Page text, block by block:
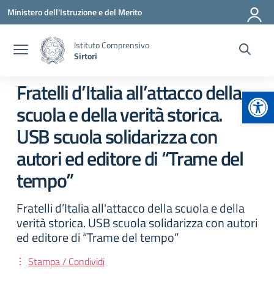
Vai ai contenuti
Vai al menu di navigazione
Vai al footer
Ministero dell'Istruzione e del Merito
Istituto Comprensivo
Sirtori
Fratelli d’Italia all’attacco della
scuola e della verità storica.
USB scuola solidarizza con
autori ed editore di “Trame del
tempo”
Fratelli d’Italia all'attacco della scuola e della
verità storica. USB scuola solidarizza con autori
ed editore di “Trame del tempo”
Stampa / Condividi